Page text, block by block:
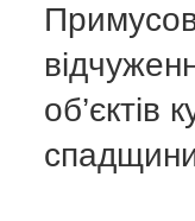
об’єктів